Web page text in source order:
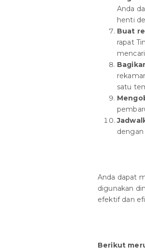
Anda
henti
Buat
rapat
satu
dengan
Anda dapat
digunakan
efektif dan
Berikut